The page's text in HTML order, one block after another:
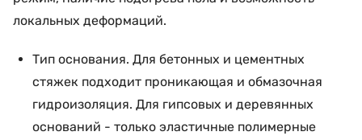
локальных деформаций.
Тип основания. Для бетонных и цементных
стяжек подходит проникающая и обмазочная
гидроизоляция. Для гипсовых и деревянных
оснований - только эластичные полимерные